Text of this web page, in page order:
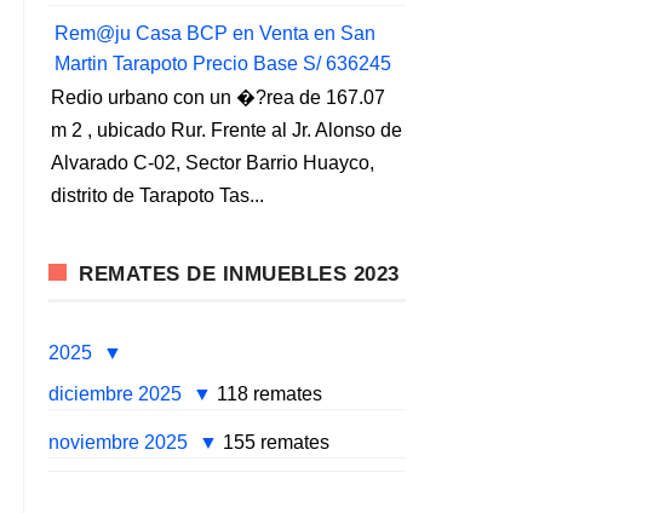
Rem@ju Casa BCP en Venta en San
Martin Tarapoto Precio Base S/ 636245
Redio urbano con un �?rea de 167.07
m 2 , ubicado Rur. Frente al Jr. Alonso de
Alvarado C-02, Sector Barrio Huayco,
distrito de Tarapoto Tas...
REMATES DE INMUEBLES 2023
2025
diciembre 2025
118 remates
noviembre 2025 155 remates